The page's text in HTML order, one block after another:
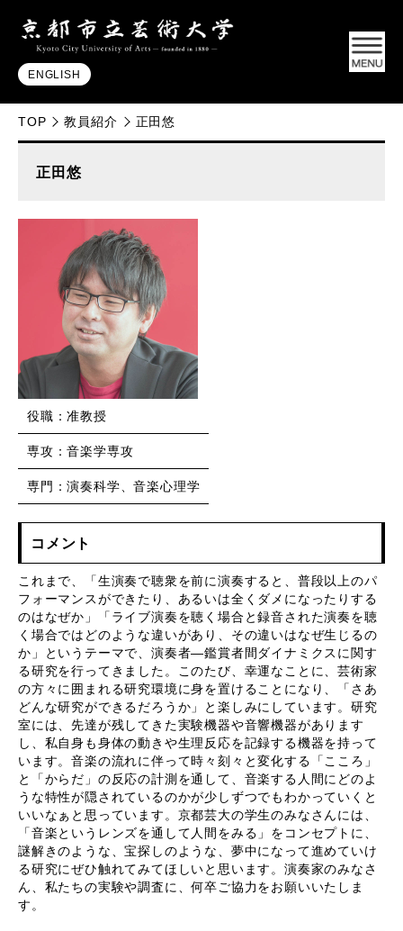
ENGLISH
TOP 教員紹介 正田悠
正田悠
役職：准教授
専攻：音楽学専攻
専門：演奏科学、音楽心理学
コメント
これまで、「生演奏で聴衆を前に演奏すると、普段以上のパ
フォーマンスができたり、あるいは全くダメになったりする
のはなぜか」「ライブ演奏を聴く場合と録音された演奏を聴
く場合ではどのような違いがあり、その違いはなぜ生じるの
か」というテーマで、演奏者―鑑賞者間ダイナミクスに関す
る研究を行ってきました。このたび、幸運なことに、芸術家
の方々に囲まれる研究環境に身を置けることになり、「さあ
どんな研究ができるだろうか」と楽しみにしています。研究
室には、先達が残してきた実験機器や音響機器があります
し、私自身も身体の動きや生理反応を記録する機器を持って
います。音楽の流れに伴って時々刻々と変化する「こころ」
と「からだ」の反応の計測を通して、音楽する人間にどのよ
うな特性が隠されているのかが少しずつでもわかっていくと
いいなぁと思っています。京都芸大の学生のみなさんには、
「音楽というレンズを通して人間をみる」をコンセプトに、
謎解きのような、宝探しのような、夢中になって進めていけ
る研究にぜひ触れてみてほしいと思います。演奏家のみなさ
ん、私たちの実験や調査に、何卒ご協力をお願いいたしま
す。